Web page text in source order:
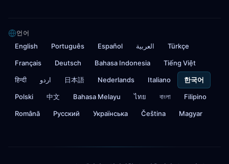
언어
English Português Español العربية Türkçe
Français Deutsch Bahasa Indonesia Tiếng Việt
हिन्दी اردو 日本語 Nederlands Italiano 한국어
Polski 中文 Bahasa Melayu ไทย বাংলা Filipino
Română Русский Українська Čeština Magyar